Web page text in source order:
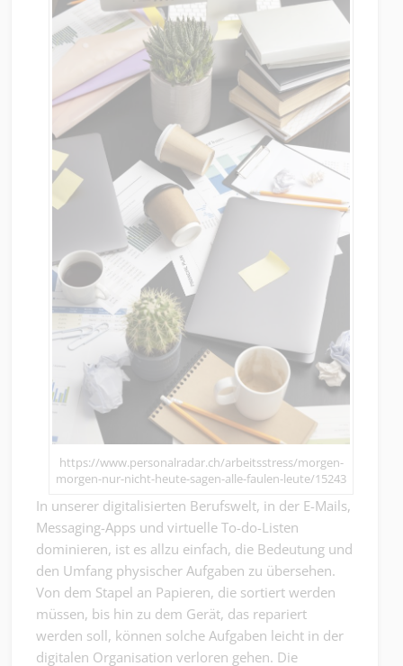
https://www.personalradar.ch/arbeitsstress/morgen-
morgen-nur-nicht-heute-sagen-alle-faulen-leute/15243
In unserer digitalisierten Berufswelt, in der E-Mails,
Messaging-Apps und virtuelle To-do-Listen
dominieren, ist es allzu einfach, die Bedeutung und
den Umfang physischer Aufgaben zu übersehen.
Von dem Stapel an Papieren, die sortiert werden
müssen, bis hin zu dem Gerät, das repariert
werden soll, können solche Aufgaben leicht in der
digitalen Organisation verloren gehen. Die